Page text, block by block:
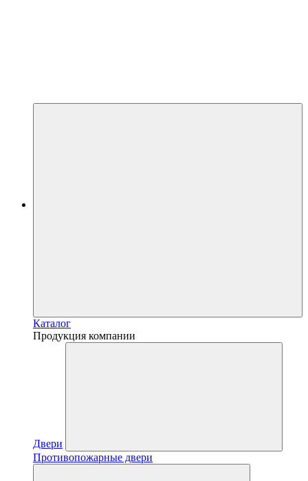
Каталог
Продукция компании
Двери
Противопожарные двери